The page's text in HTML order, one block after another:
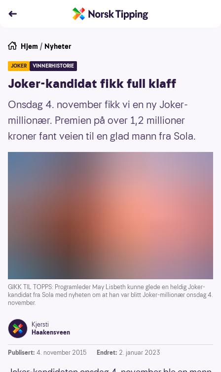
Hjem / Nyheter
JOKER VINNERHISTORIE
Joker-kandidat fikk full klaff
Onsdag 4. november fikk vi en ny Joker-
millionær. Premien på over 1,2 millioner
kroner fant veien til en glad mann fra Sola.
GIKK TIL TOPPS: Programleder May Lisbeth kunne glede en heldig Joker-
kandidat fra Sola med nyheten om at han var blitt Joker-millionær onsdag 4.
november.
Kjersti
Haakensveen
Publisert: 4. november 2015 Endret: 2. januar 2023